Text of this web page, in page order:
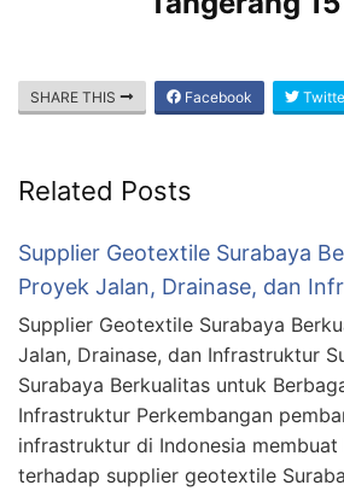
SHARE THIS Facebook
Related Posts
Supplier Geotextile Surabaya
Proyek Jalan, Drainase, dan
Supplier Geotextile Surabaya
Jalan, Drainase, dan Infrastruktur
Surabaya Berkualitas untuk
Infrastruktur Perkembangan
infrastruktur di Indonesia membuat
terhadap supplier geotextile